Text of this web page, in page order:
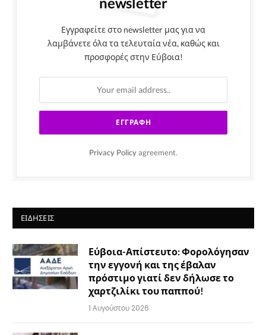
Εγγραφείτε στο newsletter μας για να
λαμβάνετε όλα τα τελευταία νέα, καθώς και
προσφορές στην Εύβοια!
Privacy Policy agreement.
ΕΙΔΉΣΕΙΣ
Εύβοια-Απίστευτο: Φορολόγησαν
την εγγονή και της έβαλαν
πρόστιμο γιατί δεν δήλωσε το
χαρτζιλίκι του παππού!
1 Αυγούστου 2026